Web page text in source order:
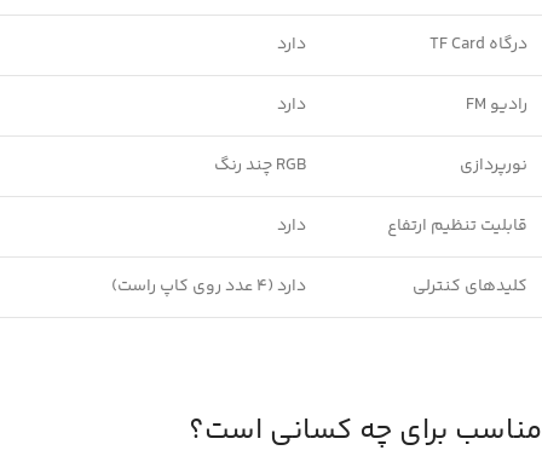
درگاه TF Card دارد
رادیو FM دارد
نورپردازی RGB چند رنگ
قابلیت تنظیم ارتفاع دارد
کلیدهای کنترلی دارد (4 عدد روی کاپ راست)
مناسب برای چه کسانی است؟